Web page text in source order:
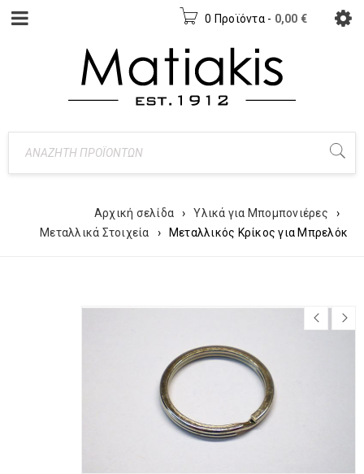
0 Προϊόντα - 0,00 €
Αρχική σελίδα › Υλικά για Μπομπονιέρες
›
Μεταλλικά Στοιχεία
› Μεταλλικός Κρίκος για Μπρελόκ